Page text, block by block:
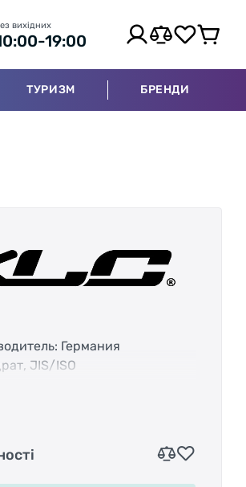
вихідних
19:00
ТУРИЗМ БРЕНДИ
Германия
JIS/ISO
35000км